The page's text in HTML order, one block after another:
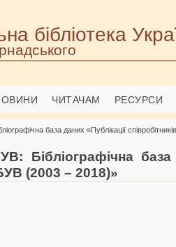
бібліотека
ЧИТАЧАМ РЕСУРСИ
база даних «Публікації
Бібліографічна база
(2003 – 2018)»